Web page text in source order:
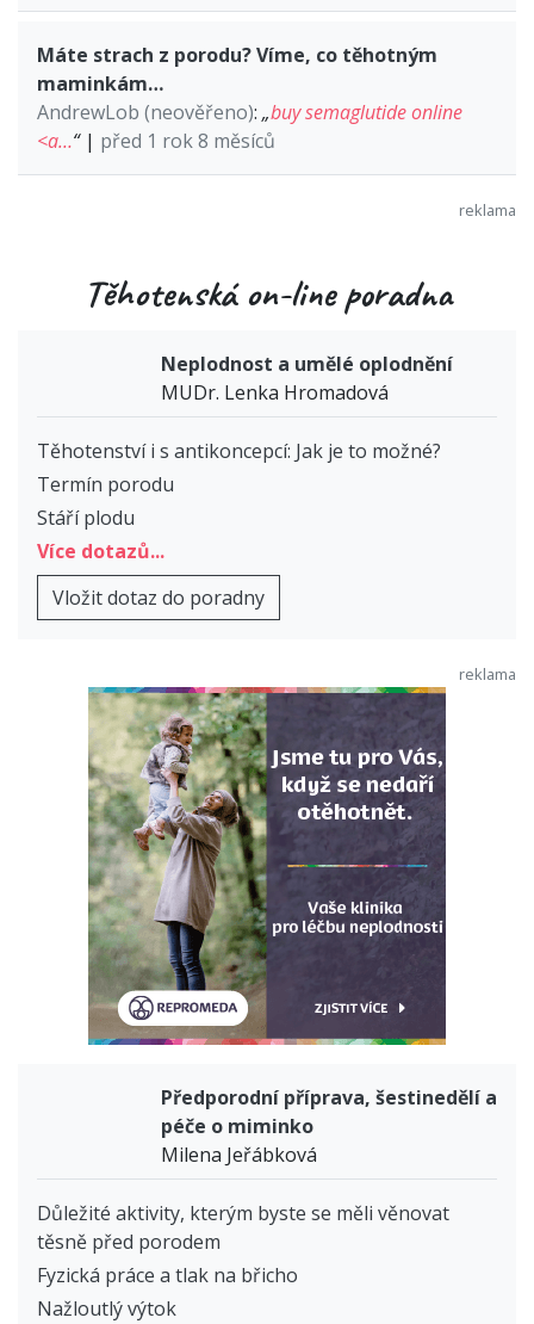
Máte strach z porodu? Víme, co těhotným
maminkám…
AndrewLob (neověřeno): „buy semaglutide online
<a…“| před 1 rok 8 měsíců
Těhotenská on-line poradna
Neplodnost a umělé oplodnění
MUDr. Lenka Hromadová
Těhotenství i s antikoncepcí: Jak je to možné?
Termín porodu
Stáří plodu
Více dotazů...
Vložit dotaz do poradny
Předporodní příprava, šestinedělí a
péče o miminko
Milena Jeřábková
Důležité aktivity, kterým byste se měli věnovat
těsně před porodem
Fyzická práce a tlak na břicho
Nažloutlý výtok